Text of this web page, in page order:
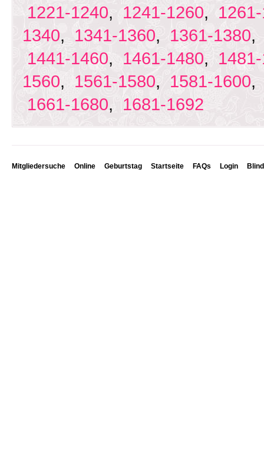
1221-1240, 1241-1260,
1340, 1341-1360, 1361-1380
1441-1460, 1461-1480,
1560, 1561-1580, 1581-1600
1661-1680, 1681-1692
Mitgliedersuche Online Geburtstag Startseite FAQs Login